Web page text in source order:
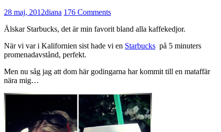
28 maj, 2012diana 176 Comments
Älskar Starbucks, det är min favorit bland alla kaffekedjor.
När vi var i Kalifornien sist hade vi en Starbucks på 5 minuters
promenadavstånd, perfekt.
Men nu såg jag att dom här godingarna har kommit till en mataffär
nära mig…